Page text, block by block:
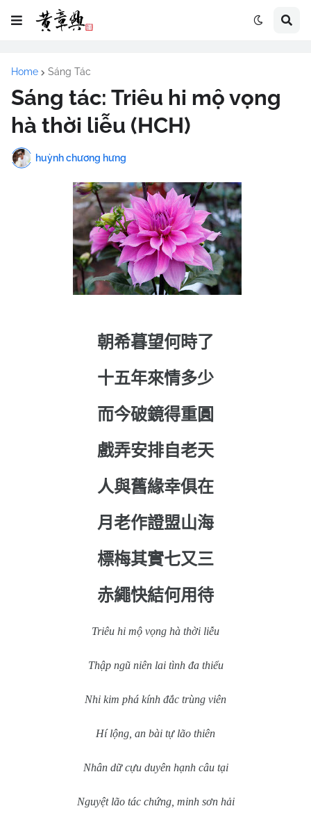
Home Sáng Tác
Sáng tác: Triêu hi mộ vọng
hà thời liễu (HCH)
huỳnh chương hưng
朝希暮望何時了
十五年來情多少
而今破鏡得重圓
戲弄安排自老天
人與舊緣幸俱在
月老作證盟山海
標梅其實七又三
赤繩快結何用待
Triêu hi mộ vọng hà thời liễu
Thập ngũ niên lai tình đa thiểu
Nhi kim phá kính đắc trùng viên
Hí lộng, an bài tự lão thiên
Nhân dữ cựu duyên hạnh câu tại
Nguyệt lão tác chứng, minh sơn hải